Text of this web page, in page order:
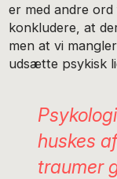
er med andre
konkludere, at
men at vi
udsætte psykisk
huskes
traumer